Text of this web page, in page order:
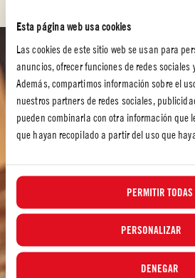
Esta página web usa cookies
Las cookies de este sitio web se usan para
anuncios, ofrecer funciones de redes sociales
Además, compartimos información sobre el
nuestros partners de redes sociales,
pueden combinarla con otra información que
que hayan recopilado a partir del uso que
PERMITIR TODAS
PERSONALIZAR
DENEGAR